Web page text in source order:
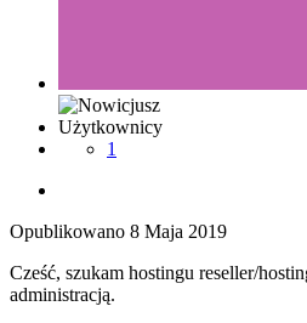
Użytkownicy
1
Opublikowano 8 Maja 2019
Cześć, szukam hostingu reseller/
administracją.